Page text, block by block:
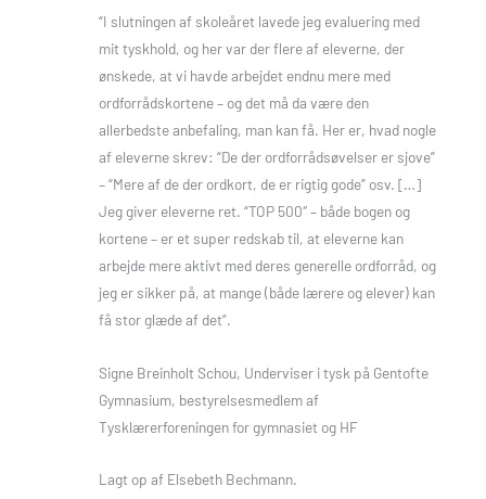
“I slutningen af skoleåret lavede jeg evaluering med
mit tyskhold, og her var der flere af eleverne, der
ønskede, at vi havde arbejdet endnu mere med
ordforrådskortene – og det må da være den
allerbedste anbefaling, man kan få. Her er, hvad nogle
af eleverne skrev: “De der ordforrådsøvelser er sjove”
– “Mere af de der ordkort, de er rigtig gode” osv. […]
Jeg giver eleverne ret. “TOP 500″ – både bogen og
kortene – er et super redskab til, at eleverne kan
arbejde mere aktivt med deres generelle ordforråd, og
jeg er sikker på, at mange (både lærere og elever) kan
få stor glæde af det”.
Signe Breinholt Schou, Underviser i tysk på Gentofte
Gymnasium, bestyrelsesmedlem af
Tysklærerforeningen for gymnasiet og HF
Lagt op af Elsebeth Bechmann.